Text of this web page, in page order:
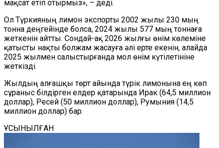
мақсат етіп отырмыз», – деді.
Ол Түркияның лимон экспорты 2002 жылы 230 мың
тонна деңгейінде болса, 2024 жылы 577 мың тоннаға
жеткенін айтты. Сондай-ақ 2026 жылғы өнім көлеміне
қатысты нақты болжам жасауға әлі ерте екенін, алайда
2025 жылмен салыстырғанда мол өнім күтілетініне
жеткізді.
Жылдың алғашқы төрт айында түрік лимонына ең көп
сұраныс білдірген елдер қатарында Ирак (64,5 миллион
доллар), Ресей (50 миллион доллар), Румыния (14,5
миллион доллар) бар.
ҰСЫНЫЛҒАН